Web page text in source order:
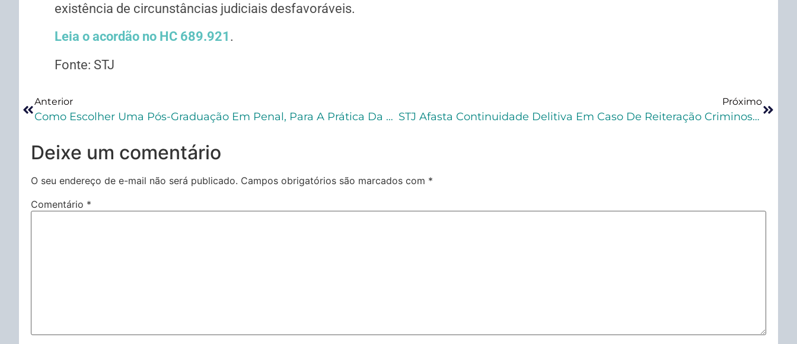
existência de circunstâncias judiciais desfavoráveis.
Leia o acordão no HC 689.921 .
Fonte: STJ
Anterior
Como Escolher Uma Pós-Graduação Em Penal, Para A Prática Da Advocacia Criminal?
Próximo
STJ Afasta Continuidade Delitiva Em Caso De Reiteração Criminosa No Tráfico
Deixe um comentário
O seu endereço de e-mail não será publicado. Campos obrigatórios são marcados com *
Comentário *